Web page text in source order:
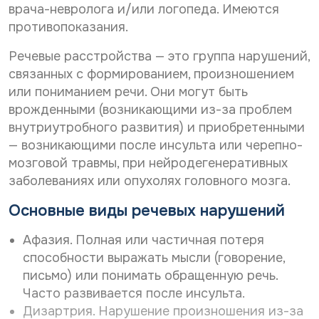
врача-невролога и/или логопеда. Имеются
противопоказания.
Речевые расстройства — это группа нарушений,
связанных с формированием, произношением
или пониманием речи. Они могут быть
врожденными (возникающими из-за проблем
внутриутробного развития) и приобретенными
— возникающими после инсульта или черепно-
мозговой травмы, при нейродегенеративных
заболеваниях или опухолях головного мозга.
Основные виды речевых нарушений
Афазия. Полная или частичная потеря
способности выражать мысли (говорение,
письмо) или понимать обращенную речь.
Часто развивается после инсульта.
Дизартрия. Нарушение произношения из-за
о
л
а
с
и
е
н
а
о
б
р
а
о
е
данных
С
о
г
л
а
с
и
е
н
а
р
с
у
Даю согласие на получение информационной
рассылки
Отправить
*
О
т
з
ы
в
е
р
с
о
л
н
х
С
о
л
а
с
и
е
н
а
о
б
р
б
о
к
с
Даю согласие на обработку персональных
данных
Отправить
Телефон*
E-mail*
Дата выдачи направления*
Наименование направившего лечебного учреждения*
ФИО направившего врача, указанного в направлении*